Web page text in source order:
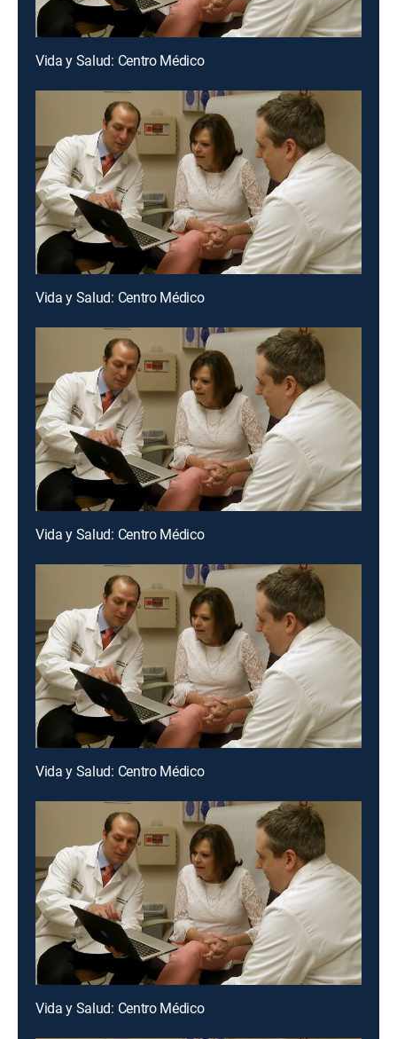
Vida y Salud: Centro Médico
Vida y Salud: Centro Médico
Vida y Salud: Centro Médico
Vida y Salud: Centro Médico
Vida y Salud: Centro Médico